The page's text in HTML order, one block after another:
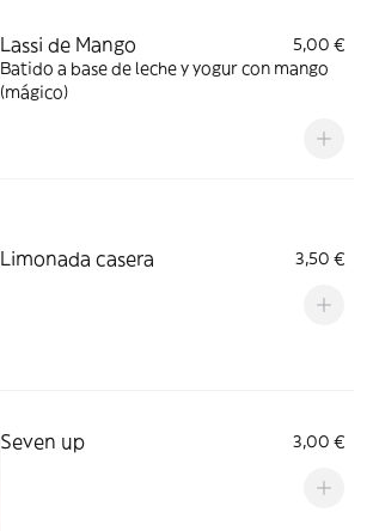
Lassi de Mango
5,00 €
Batido a base de leche y yogur con mango
(mágico)
Limonada casera 3,50 €
Seven up 3,00 €